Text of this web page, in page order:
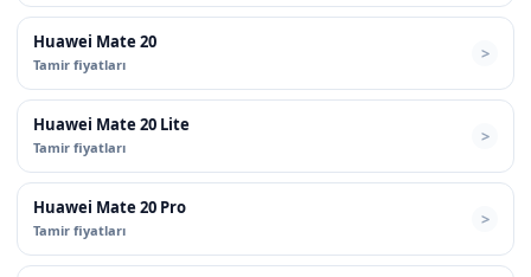
Huawei Mate 20
Tamir fiyatları
Huawei Mate 20 Lite
Tamir fiyatları
Huawei Mate 20 Pro
Tamir fiyatları